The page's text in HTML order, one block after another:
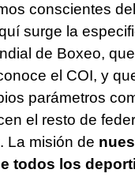
conscientes
surge la
de Boxeo,
el COI, y
parámetros
el resto de
La misión de
todos los